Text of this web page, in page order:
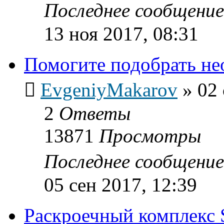
Последнее
13 ноя 2017, 08:31
Помогите подобрать
EvgeniyMakarov » 02
2 Ответы
13871 Просмотры
Последнее
05 сен 2017, 12:39
Раскроечный комплекс